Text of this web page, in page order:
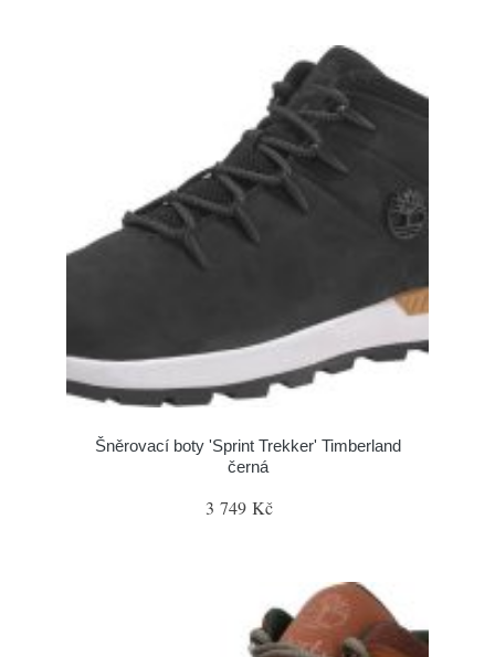
Šněrovací boty 'Sprint Trekker' Timberland
černá
3 749 Kč